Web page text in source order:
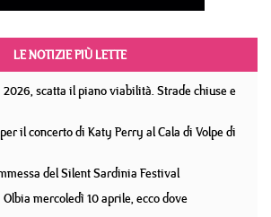
LE NOTIZIE PIÙ LETTE
scatta il piano viabilità. Strade chiuse e
il concerto di Katy Perry al Cala di Volpe di
del Silent Sardinia Festival
mercoledì 10 aprile, ecco dove